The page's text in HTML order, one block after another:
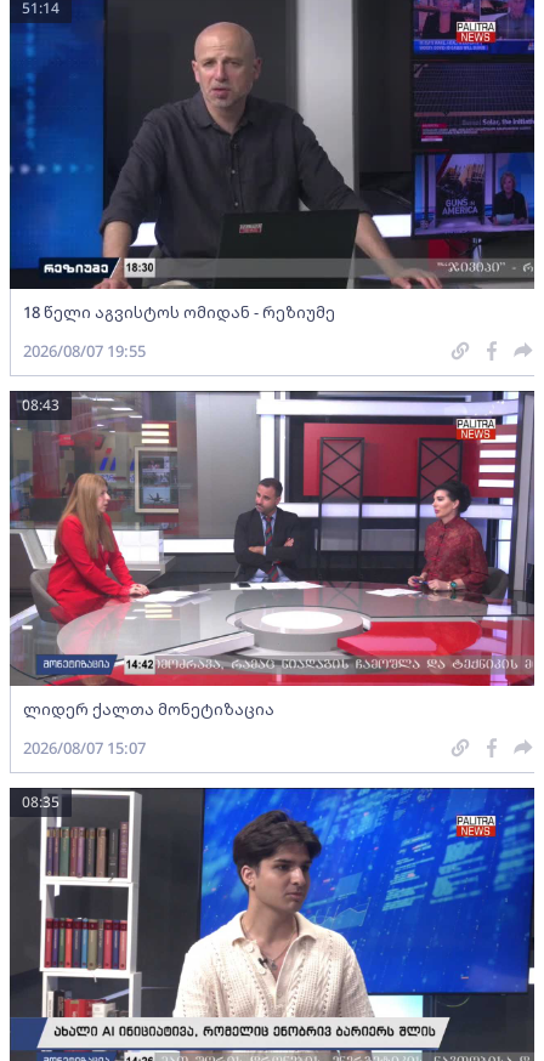
18 წელი აგვისტოს ომიდან - რეზიუმე
51:14
2026/08/07 19:55
ლიდერ ქალთა მონეტიზაცია
08:43
2026/08/07 15:07
08:35